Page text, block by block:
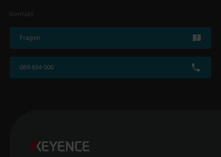
Kontakt
Fragen
069 654 000